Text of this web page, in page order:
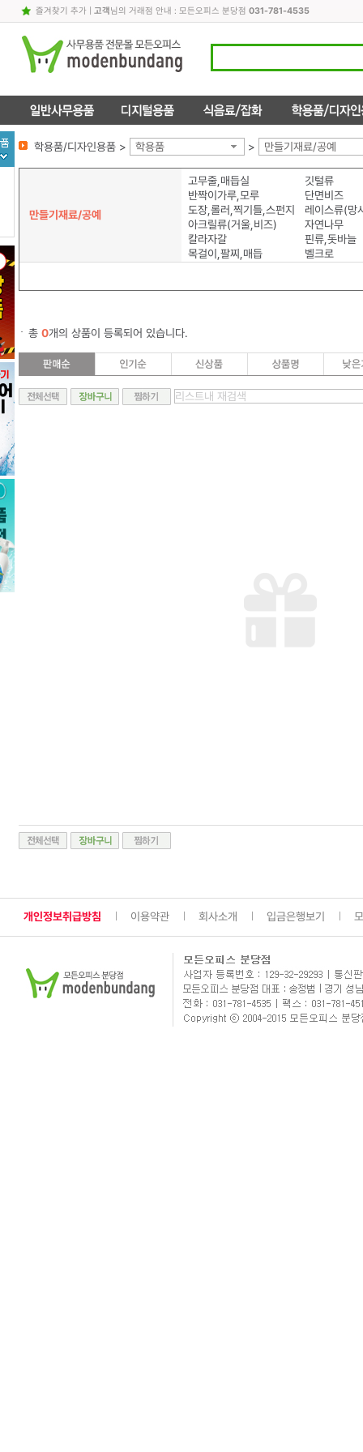
즐겨찾기 추가| 고객님의 거래점 안내 : 모든오피스 분당점 031-781-4535
학용품/디자인용품 > 학용품 > 만들기재료/공예
만들기재료/공예
고무줄,매듭실
깃털류
반짝이가루,모루
단면비즈
도장,롤러,찍기틀,스펀지
레이스류(망
아크릴류(거울,비즈)
자연나무
칼라자갈
핀류,돗바늘
목걸이,팔찌,매듭
벨크로
총 0개의 상품이 등록되어 있습니다.
개인정보취급방침 이용약관 회사소개 입금은행보기